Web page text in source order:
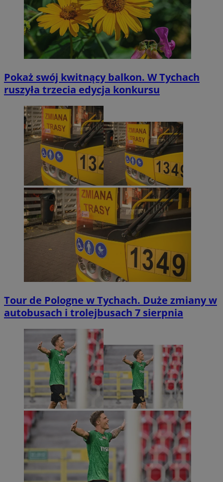
Pokaż swój kwitnący balkon. W Tychach
ruszyła trzecia edycja konkursu
Tour de Pologne w Tychach. Duże zmiany w
autobusach i trolejbusach 7 sierpnia